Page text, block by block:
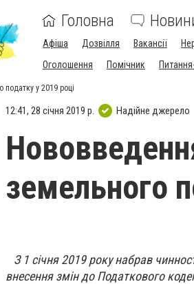
Головна
Афіша Дозвілля Вакансії
Оголошення
Помічник
податку у 2019 році
12:41, 28 січня 2019 р. Надійне джерело
земельного
З 1 січня 2019 року набрав
внесення змін до Податкового